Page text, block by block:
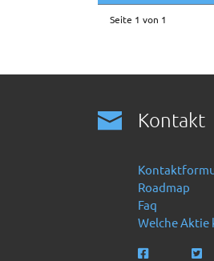
Seite 1 von 1
Kontakt
Roadmap
Faq
Welche Aktie